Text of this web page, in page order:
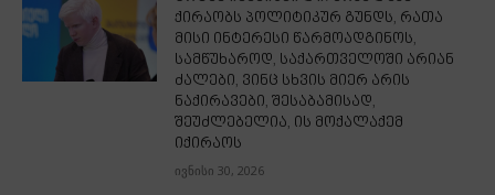
ქირაობს პოლიტიკურ გუნდს, რათა
მისი ინტერესი წარმოადგინოს,
სამწუხაროდ, საქართველოში არიან
ძალები, ვინც სხვის მიერ არის
ნაქირავები, შესაბამისად,
შეუძლებელია, ის მოქალაქემ
იქირაოს
ივნისი 30, 2026